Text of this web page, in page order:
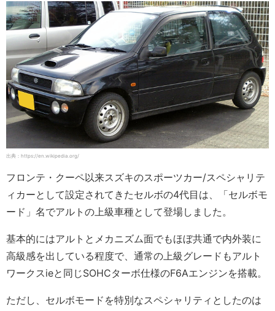
出典：https://en.wikipedia.org/
フロンテ・クーペ以来スズキのスポーツカー/スペシャリテ
ィカーとして設定されてきたセルボの4代目は、「セルボモ
ード」名でアルトの上級車種として登場しました。
基本的にはアルトとメカニズム面でもほぼ共通で内外装に
高級感を出している程度で、通常の上級グレードもアルト
ワークスieと同じSOHCターボ仕様のF6Aエンジンを搭載。
ただし、セルボモードを特別なスペシャリティとしたのは